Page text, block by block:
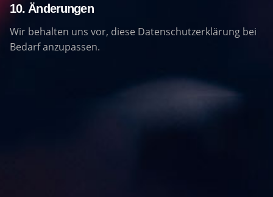
10. Änderungen
Wir behalten uns vor, diese Datenschutzerklärung bei
Bedarf anzupassen.